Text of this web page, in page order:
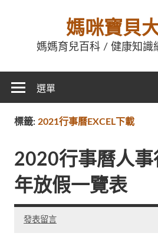
媽咪寶貝
媽媽育兒百科 / 健康知識
選單
標籤: 2021行事曆EXCEL下載
2020行事曆人
年放假一覽表
發表留言